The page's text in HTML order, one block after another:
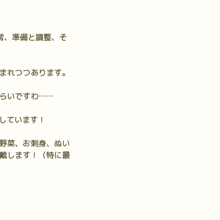
、準備と調整、そ
れつつあります。
らいですわ……
います！
菜、お刺身、ぬい
します！（特に最